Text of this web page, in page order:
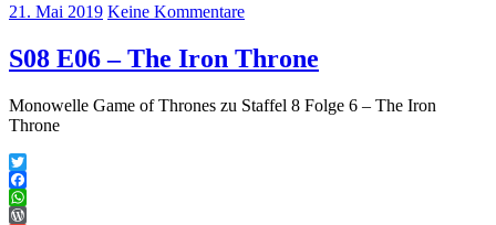
21. Mai 2019 Keine Kommentare
S08 E06 – The Iron Throne
Monowelle Game of Thrones zu Staffel 8 Folge 6 – The Iron
Throne
Twitter
Facebook
WhatsApp